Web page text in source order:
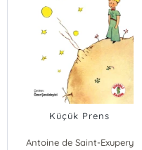
Küçük Prens
Antoine de Saint-Exupery